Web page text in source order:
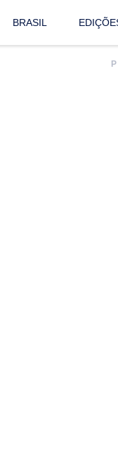
BRASIL